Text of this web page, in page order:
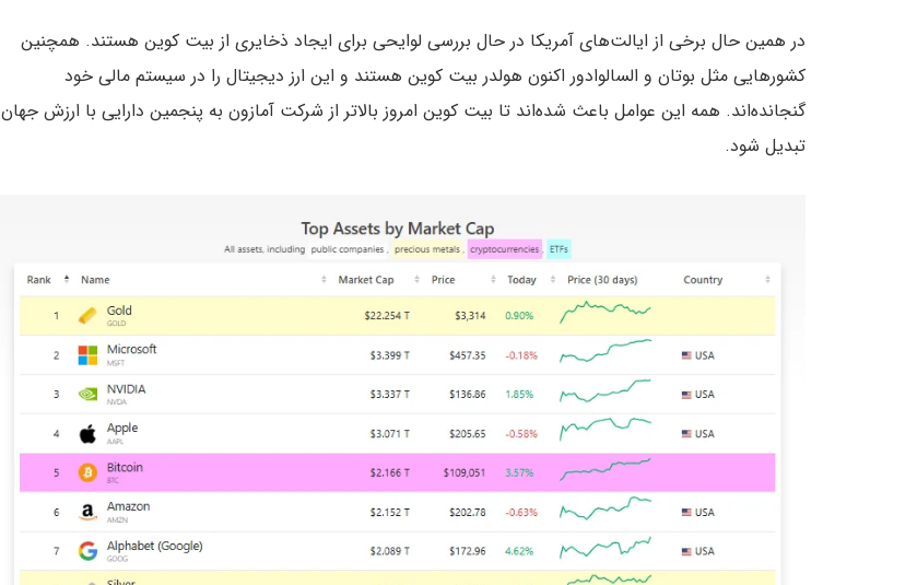
در همین حال برخی از ایالت‌های آمریکا در حال بررسی لوایحی برای ایجاد ذخایری از بیت کوین هستند. همچنین
کشورهایی مثل بوتان و السالوادور اکنون هولدر بیت کوین هستند و این ارز دیجیتال را در سیستم مالی خود
گنجانده‌اند. همه این عوامل باعث شده‌اند تا بیت کوین امروز بالاتر از شرکت آمازون به پنجمین دارایی با ارزش جهان
تبدیل شود.